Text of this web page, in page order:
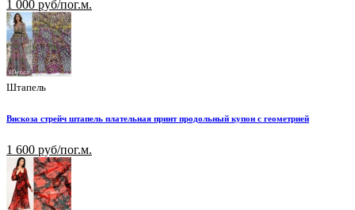
1 000 руб/пог.м.
Штапель
Вискоза стрейч штапель плательная принт продольный купон с геометрией
1 600 руб/пог.м.